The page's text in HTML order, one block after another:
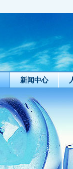
新闻中心